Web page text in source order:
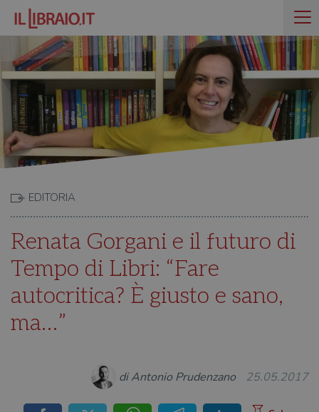
EDITORIA
Renata Gorgani e il futuro di
Tempo di Libri: “Fare
autocritica? È giusto e sano,
ma…”
di Antonio Prudenzano 25.05.2017